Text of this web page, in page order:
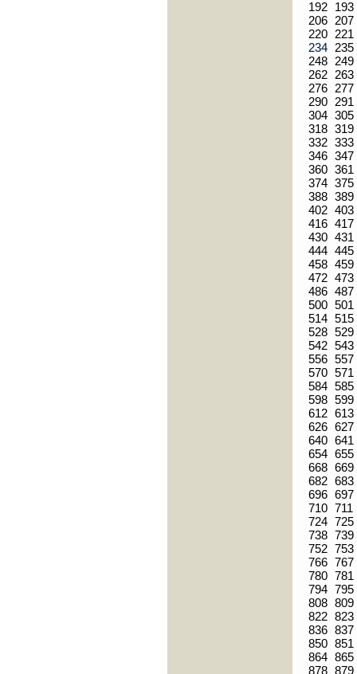
192
193
206 207
220
221
234 235
248
249
262
263
276
277
290
291
304 305
318 319
332 333
346 347
360 361
374 375
388 389
402 403
416 417
430 431
444 445
458 459
472 473
486 487
500 501
514 515
528 529
542 543
556 557
570 571
584 585
598 599
612 613
626 627
640 641
654 655
668 669
682 683
696 697
710 711
724 725
738 739
752 753
766 767
780 781
794 795
808 809
822 823
836 837
850 851
864 865
878 879